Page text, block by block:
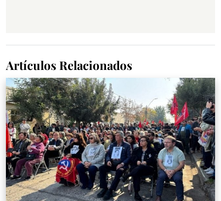
Artículos Relacionados